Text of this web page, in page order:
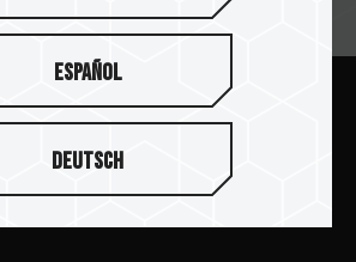
订阅电子报
提交
Español
Deutsch